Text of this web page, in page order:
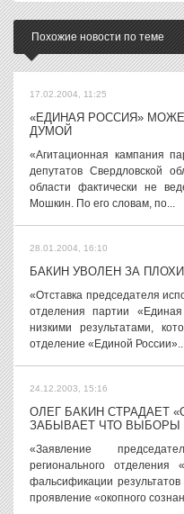
Похожие новости по теме
17.02.2004, 11:25
«ЕДИНАЯ РОССИЯ»
ДУМОЙ
«Агитационная кампания
депутатов Свердловской
области фактически не
Мошкин. По его словам, по...
28.01.2004, 16:10
БАКИН УВОЛЕН ЗА
«Отставка председателя
отделения партии
низкими результатами,
отделение «Единой
24.12.2003, 15:16
ОЛЕГ БАКИН СТРАДАЕТ
ЗАБЫВАЕТ ЧТО ВЫБОРЫ
«Заявление
регионального
фальсификации
проявление «окопного